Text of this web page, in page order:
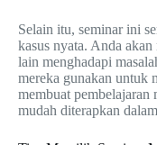
Selain itu, seminar ini
kasus nyata. Anda akan
lain menghadapi
mereka gunakan untuk
membuat pembelajaran
mudah diterapkan